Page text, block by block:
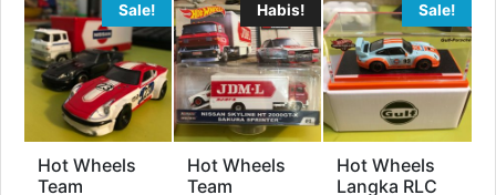
Sale!
Hot Wheels
Team
Habis!
Hot Wheels
Team
Sale!
Hot Wheels
Langka RLC